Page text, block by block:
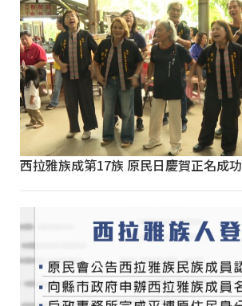
西拉雅族成第17族 原民日慶賀正名成功